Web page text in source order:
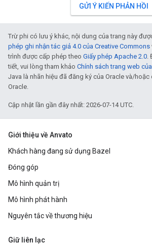
GỬI Ý KIẾN PHẢN HỒI
Trừ phi có lưu ý khác, nội dung của trang này
phép ghi nhận tác giả 4.0 của Creative Commons
trình được cấp phép theo Giấy phép Apache 2.0.
tiết, vui lòng tham khảo Chính sách trang web
Java là nhãn hiệu đã đăng ký của Oracle và/hoặc
Oracle.
Cập nhật lần gần đây nhất: 2026-07-14 UTC.
Giới thiệu về Anvato
Khách hàng đang sử dụng Bazel
Đóng góp
Mô hình quản trị
Mô hình phát hành
Nguyên tắc về thương hiệu
Giữ liên lạc